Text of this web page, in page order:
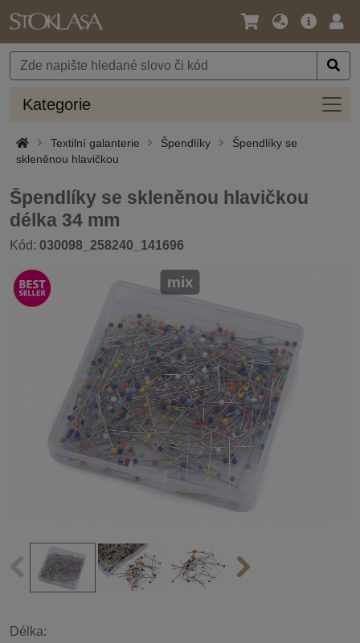
Jazyk
Měna
Hlavní
Kategorie
Textilní galanterie Špendlíky
Špendlíky se
skleněnou hlavičkou
Špendlíky se skleněnou hlavičkou
délka 34 mm
Kód: 030098_258240_141696
mix
Délka: